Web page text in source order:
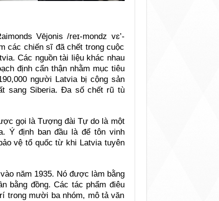
Vējonis /reɪ-mondz vɛ’-
các chiến sĩ đã chết trong cuộc
Các nguồn tài liệu khác nhau
định cẩn thận nhằm mục tiêu
người Latvia bị cộng sản
sang Siberia. Đa số chết rũ tù
gọi là Tượng đài Tự do là một
Ý định ban đầu là để tôn vinh
vệ tổ quốc từ khi Latvia tuyên
năm 1935. Nó được làm bằng
bằng đồng. Các tác phẩm điêu
trong mười ba nhóm, mô tả văn